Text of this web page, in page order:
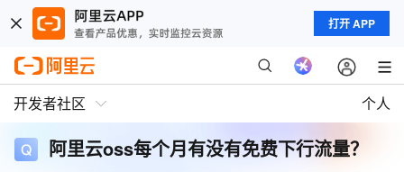
打开 APP
开发者社区 个人
阿里云oss每个月有没有免费下行流量？